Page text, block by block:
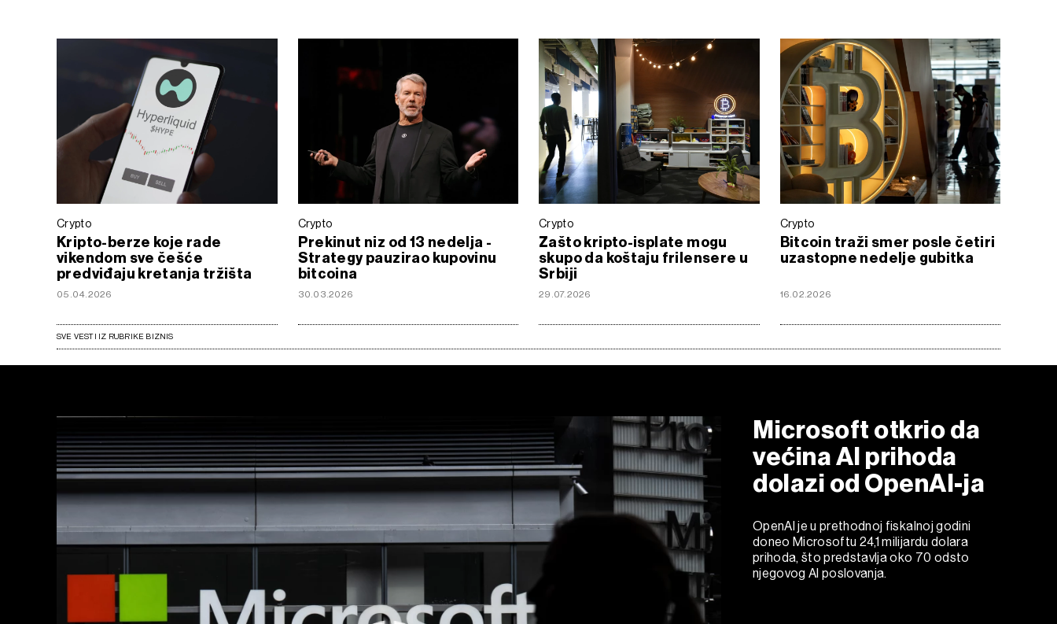
Crypto
Kripto-berze koje rade
vikendom sve češće
predviđaju kretanja tržišta
05.04.2026
Crypto
Prekinut niz od 13 nedelja -
Strategy pauzirao kupovinu
bitcoina
30.03.2026
Crypto
Zašto kripto-isplate mogu
skupo da koštaju frilensere u
Srbiji
29.07.2026
Crypto
Bitcoin traži smer posle četiri
uzastopne nedelje gubitka
16.02.2026
SVE VESTI IZ RUBRIKE BIZNIS
Microsoft otkrio da
većina AI prihoda
dolazi od OpenAI-ja
OpenAI je u prethodnoj fiskalnoj godini
doneo Microsoftu 24,1 milijardu dolara
prihoda, što predstavlja oko 70 odsto
njegovog AI poslovanja.